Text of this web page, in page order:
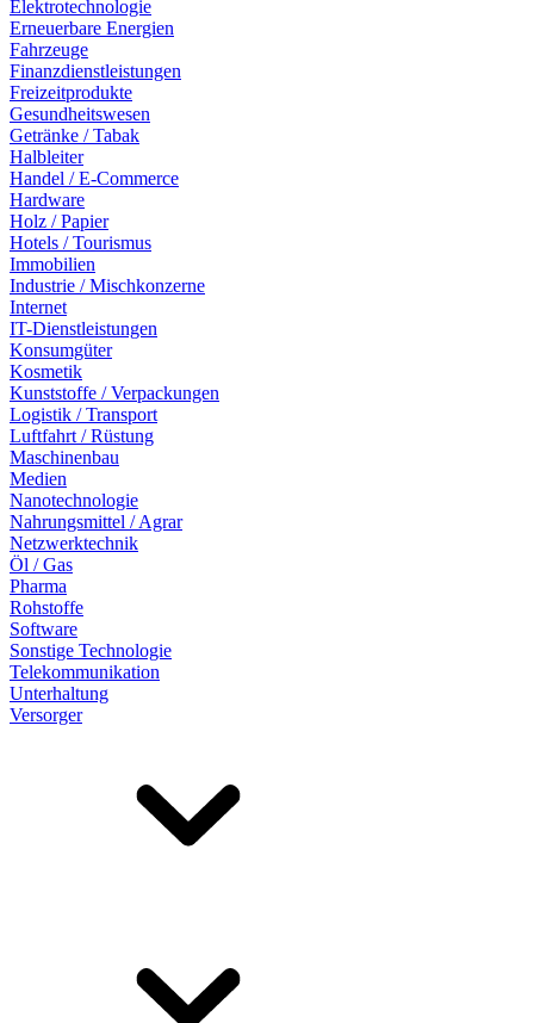
Elektrotechnologie
Erneuerbare Energien
Fahrzeuge
Finanzdienstleistungen
Freizeitprodukte
Gesundheitswesen
Getränke / Tabak
Halbleiter
Handel / E-Commerce
Hardware
Holz / Papier
Hotels / Tourismus
Immobilien
Industrie / Mischkonzerne
Internet
IT-Dienstleistungen
Konsumgüter
Kosmetik
Kunststoffe / Verpackungen
Logistik / Transport
Luftfahrt / Rüstung
Maschinenbau
Medien
Nanotechnologie
Nahrungsmittel / Agrar
Netzwerktechnik
Öl / Gas
Pharma
Rohstoffe
Software
Sonstige Technologie
Telekommunikation
Unterhaltung
Versorger